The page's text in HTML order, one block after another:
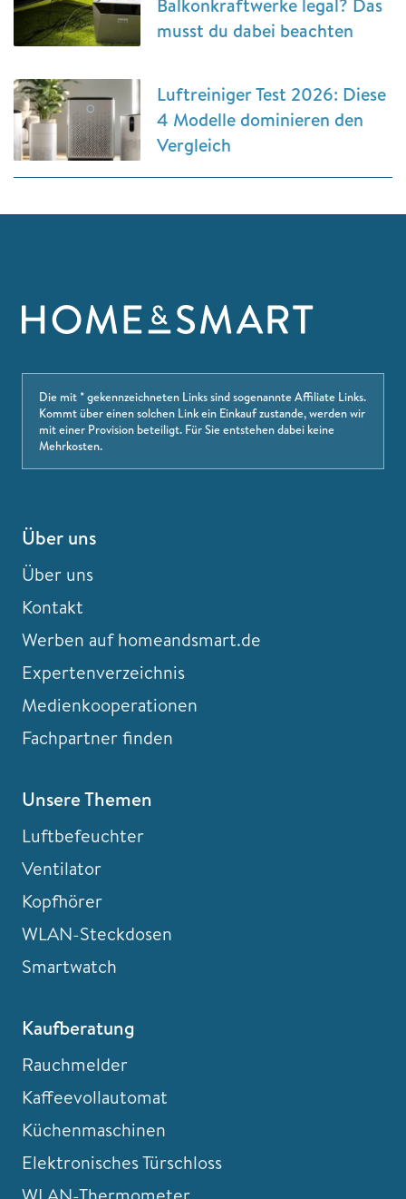
musst du dabei beachten
Luftreiniger Test 2026: Diese
4 Modelle dominieren den
Vergleich
Die mit * gekennzeichneten Links sind sogenannte Affiliate Links.
Kommt über einen solchen Link ein Einkauf zustande, werden wir
mit einer Provision beteiligt. Für Sie entstehen dabei keine
Mehrkosten.
Über uns
Über uns
Kontakt
Werben auf homeandsmart.de
Expertenverzeichnis
Medienkooperationen
Fachpartner finden
Unsere Themen
Luftbefeuchter
Ventilator
Kopfhörer
WLAN-Steckdosen
Smartwatch
Kaufberatung
Rauchmelder
Kaffeevollautomat
Küchenmaschinen
Elektronisches Türschloss